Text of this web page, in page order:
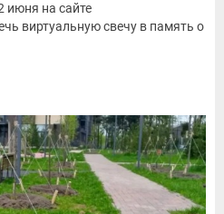
июня на сайте
виртуальную свечу в память о